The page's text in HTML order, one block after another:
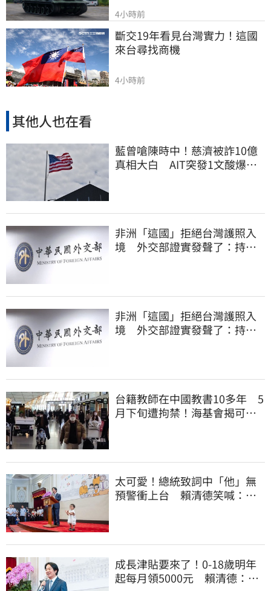
4小時前
斷交19年看見台灣實力！這國
來台尋找商機
4小時前
其他人也在看
藍曾嗆陳時中！慈濟被詐10億
真相大白 AIT突發1文酸爆…
非洲「這國」拒絕台灣護照入
境 外交部證實發聲了：持續
非洲「這國」拒絕台灣護照入
境 外交部證實發聲了：持續
台籍教師在中國教書10多年 5
月下旬遭拘禁！海基會揭可能
太可愛！總統致詞中「他」無
預警衝上台 賴清德笑喊：卸
成長津貼要來了！0-18歲明年
起每月領5000元 賴清德：此